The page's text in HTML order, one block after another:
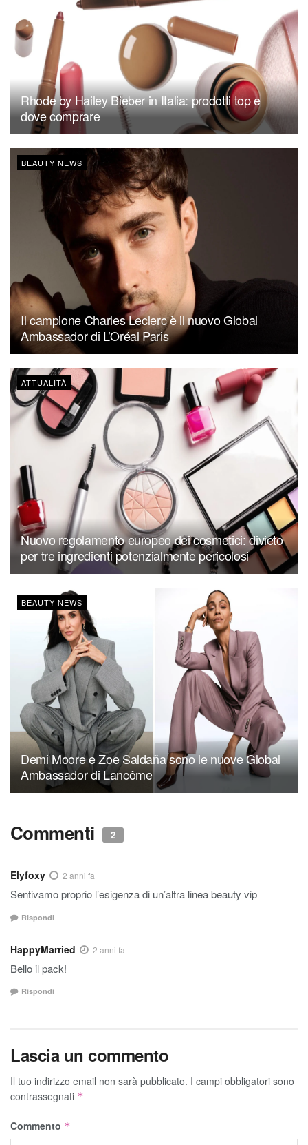
Rhode by Hailey Bieber in Italia: prodotti top e
dove comprare
BEAUTY NEWS
Il campione Charles Leclerc è il nuovo Global
Ambassador di L’Oréal Paris
ATTUALITÀ
Nuovo regolamento europeo dei cosmetici: divieto
per tre ingredienti potenzialmente pericolosi
BEAUTY NEWS
Demi Moore e Zoe Saldaña sono le nuove Global
Ambassador di Lancôme
Commenti 2
Elyfoxy 2 anni fa
Sentivamo proprio l’esigenza di un’altra linea beauty vip
Rispondi
HappyMarried 2 anni fa
Bello il pack!
Rispondi
Lascia un commento
Il tuo indirizzo email non sarà pubblicato. I campi obbligatori sono
contrassegnati *
Commento *